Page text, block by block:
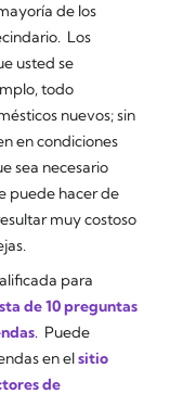
de los
Los
usted se
todo
nuevos; sin
en condiciones
sea necesario
puede hacer de
muy costoso
para
de 10 preguntas
. Puede
en elsitio
de